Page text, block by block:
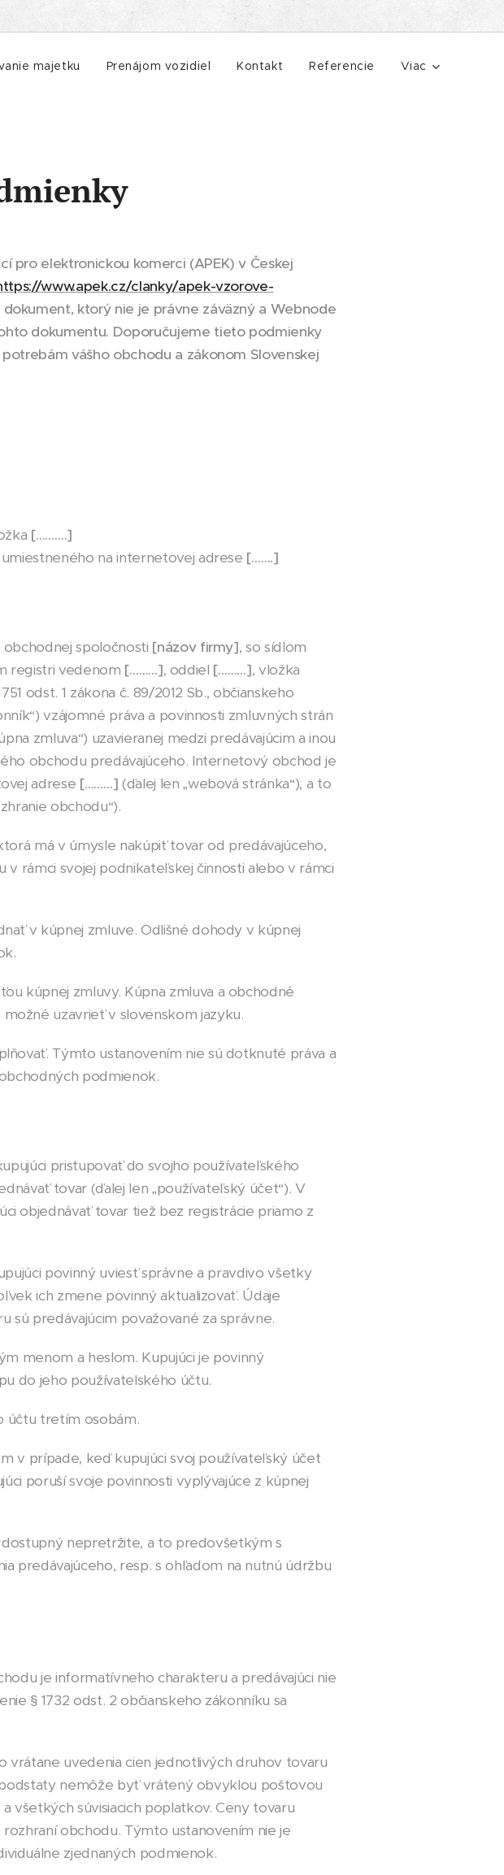
majetku Prenájom vozidiel Kontakt Referencie Viac
pro elektronickou komerci (APEK) v Českej
www.apek.cz/clanky/apek-vzorove-
ktorý nie je právne záväzný a Webnode
dokumentu. Doporučujeme tieto podmienky
vášho obchodu a zákonom Slovenskej
[……….]
na internetovej adrese […….]
spoločnosti [názov firmy], so sídlom
registri vedenom [………], oddiel [………], vložka
odst. 1 zákona č. 89/2012 Sb., občianskeho
vzájomné práva a povinnosti zmluvných strán
zmluva“) uzavieranej medzi predávajúcim a inou
obchodu predávajúceho. Internetový obchod je
adrese [………] (ďalej len „webová stránka“), a to
obchodu“).
má v úmysle nakúpiť tovar od predávajúceho,
rámci svojej podnikateľskej činnosti alebo v rámci
v kúpnej zmluve. Odlišné dohody v kúpnej
kúpnej zmluvy. Kúpna zmluva a obchodné
uzavrieť v slovenskom jazyku.
Týmto ustanovením nie sú dotknuté práva a
podmienok.
pristupovať do svojho používateľského
tovar (ďalej len „používateľský účet“). V
objednávať tovar tiež bez registrácie priamo z
povinný uviesť správne a pravdivo všetky
ich zmene povinný aktualizovať. Údaje
sú predávajúcim považované za správne.
menom a heslom. Kupujúci je povinný
do jeho používatelského účtu.
účtu tretím osobám.
v prípade, keď kupujúci svoj používateľský účet
poruší svoje povinnosti vyplývajúce z kúpnej
nepretržite, a to predovšetkým s
predávajúceho, resp. s ohľadom na nutnú údržbu
je informatívneho charakteru a predávajúci nie
§ 1732 odst. 2 občianskeho zákonníku sa
vrátane uvedenia cien jednotlivých druhov tovaru
nemôže byť vrátený obvyklou poštovou
všetkých súvisiacich poplatkov. Ceny tovaru
obchodu. Týmto ustanovením nie je
zjednaných podmienok.